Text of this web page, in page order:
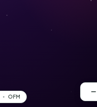
OFM